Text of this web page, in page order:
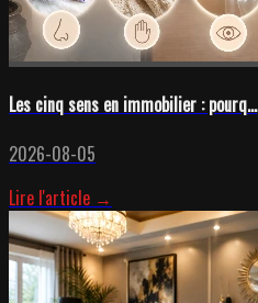
Les cinq sens en immobilier : pourq...
2026-08-05
Lire l'article →